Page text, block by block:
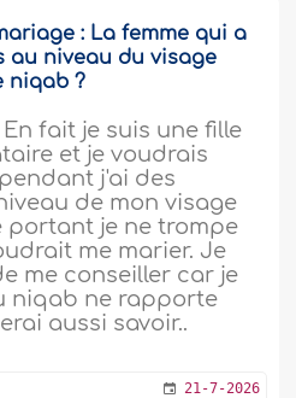
: La femme qui a
au niveau du visage
niqab ?
fait je suis une fille
et je voudrais
j'ai des
de mon visage
portant je ne trompe
me marier. Je
me conseiller car je
niqab ne rapporte
aussi savoir..
21-7-2026